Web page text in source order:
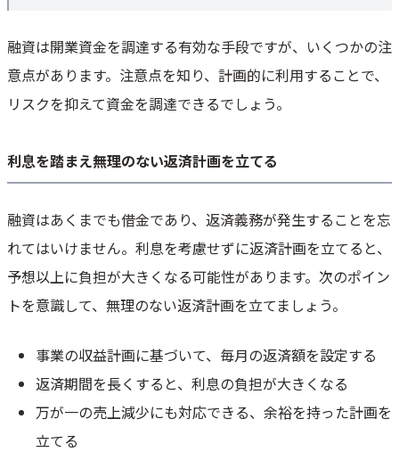
融資は開業資金を調達する有効な手段ですが、いくつかの注
意点があります。注意点を知り、計画的に利用することで、
リスクを抑えて資金を調達できるでしょう。
利息を踏まえ無理のない返済計画を立てる
融資はあくまでも借金であり、返済義務が発生することを忘
れてはいけません。利息を考慮せずに返済計画を立てると、
予想以上に負担が大きくなる可能性があります。次のポイン
トを意識して、無理のない返済計画を立てましょう。
事業の収益計画に基づいて、毎月の返済額を設定する
返済期間を長くすると、利息の負担が大きくなる
万が一の売上減少にも対応できる、余裕を持った計画を
立てる